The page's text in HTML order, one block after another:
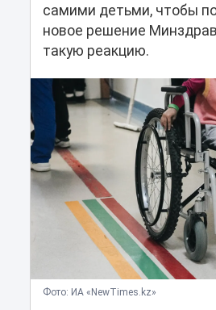
самими детьми, чтобы
новое решение
такую реакцию.
Фото: ИА «NewTimes.kz»